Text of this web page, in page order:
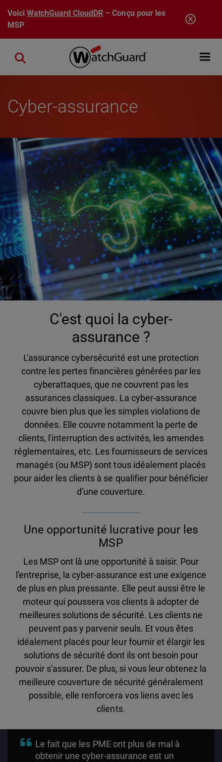
Aller au contenu principal
VoiciWatchGuard CloudDR – Conçu pour les
MSP
Open
Close search
Cyber-assurance
C'est quoi la cyber-
assurance ?
L'assurance cybersécurité est une protection
contre les pertes financières générées par les
cyberattaques, que ne couvrent pas les
assurances classiques. La cyber-assurance
couvre bien plus que les simples violations de
données. Elle couvre notamment la perte de
clients, l'interruption des activités, les amendes
réglementaires, etc. Les fournisseurs de services
managés (ou MSP) sont tous idéalement placés
pour aider les clients à se qualifier pour bénéficier
d'une couverture.
Une opportunité lucrative pour les
MSP
Les MSP ont là une opportunité à saisir. Pour
l'entreprise, la cyber-assurance est une exigence
de plus en plus pressante. Elle peut aussi être le
moteur qui poussera vos clients à adopter de
meilleures solutions de sécurité. Les clients ne
peuvent pas y parvenir seuls. Et vous êtes
idéalement placés pour leur fournir et élargir les
solutions de sécurité dont ils ont besoin pour
pouvoir s'assurer. De plus, si vous leur obtenez la
meilleure couverture de sécurité généralement
possible, elle renforcera vos liens avec les
clients.
Le fait que les PME ont plus de mal à
obtenir une cyber-assurance est un